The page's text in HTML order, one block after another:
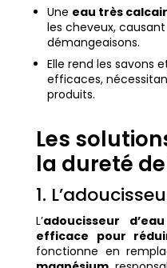
Une eau très
les cheveux,
démangeaisons.
Elle rend les savons
efficaces,
produits.
Les
la dureté de
1.
L’adoucisseur d’eau
efficace pour
fonctionne en